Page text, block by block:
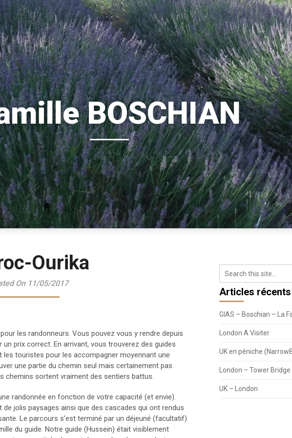
BOSCHIAN
Ourika
On 11/05/2017
les randonneurs. Vous pouvez vous y rendre depuis
un prix correct. En arrivant, vous trouverez des guides
les touristes pour les accompagner moyennant une
une partie du chemin seul mais certainement pas
chemins sortent vraiment des sentiers battus.
randonnée en fonction de votre capacité (et envie).
de jolis paysages ainsi que des cascades qui ont rendus
Le parcours s’est terminé par un déjeuné (facultatif)
du guide. Notre guide (Hussein) était visiblement
Articles récents
GIAS – Boschian – La
London A Visiter
UK en péniche
London – Tower Bridge
UK – London